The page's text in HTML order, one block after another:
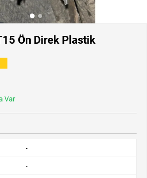
Ön Direk Plastik
Var
-
-